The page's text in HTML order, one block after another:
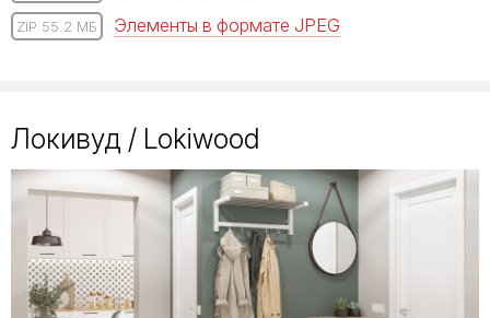
ZIP 55.2 МБ Элементы в формате JPEG
Локивуд / Lokiwood